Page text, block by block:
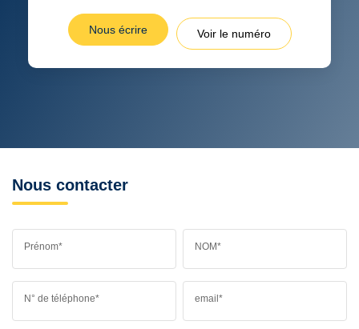
Nous écrire Voir le numéro
Nous contacter
Prénom* NOM*
N° de téléphone* email*